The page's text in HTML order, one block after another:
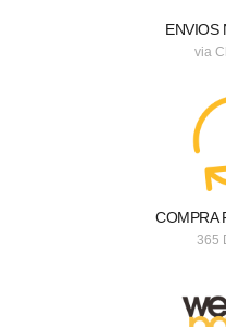
ENVIOS
via
COMPRA
365